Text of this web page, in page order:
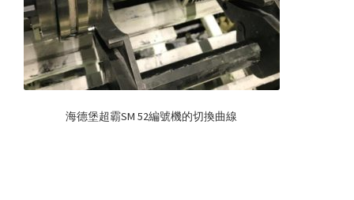
海德堡超霸SM 52編號機的切換曲線